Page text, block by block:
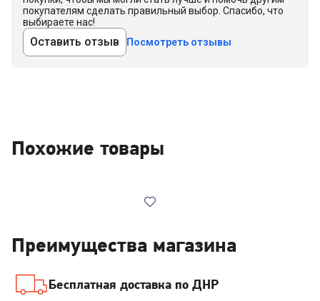
покупателям сделать правильный выбор. Спасибо, что
выбираете нас!
Оставить отзыв Посмотреть отзывы
Похожие товары
Преимущества магазина
Бесплатная доставка по ДНР